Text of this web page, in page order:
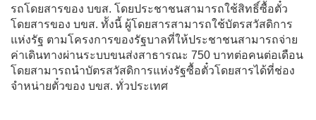
รถโดยสารของ บขส. โดยประชาชนสามารถใช้สิทธิ์ซื้อตั๋ว
โดยสารของ บขส. ทัังนี้ ผู้โดยสารสามารถใช้บัตรสวัสดิการ
แห่งรัฐ ตามโครงการของรัฐบาลที่ให้ประชาชนสามารถจ่าย
ค่าเดินทางผ่านระบบขนส่งสาธารณะ 750 บาทต่อคนต่อเดือน
โดยสามารถนำบัตรสวัสดิการแห่งรัฐซื้อตั๋วโดยสารได้ที่ช่อง
จำหน่ายตั๋วของ บขส. ทั่วประเทศ